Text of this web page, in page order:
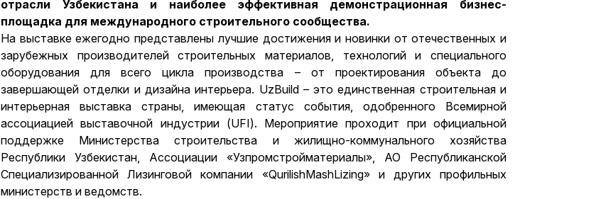
отрасли Узбекистана и наиболее эффективная демонстрационная бизнес-
площадка для международного строительного сообщества.
На выставке ежегодно представлены лучшие достижения и новинки от отечественных и
зарубежных производителей строительных материалов, технологий и специального
оборудования для всего цикла производства – от проектирования объекта до
завершающей отделки и дизайна интерьера. UzBuild – это единственная строительная и
интерьерная выставка страны, имеющая статус события, одобренного Всемирной
ассоциацией выставочной индустрии (UFI). Мероприятие проходит при официальной
поддержке Министерства строительства и жилищно-коммунального хозяйства
Республики Узбекистан, Ассоциации «Узпромстройматериалы», АО Республиканской
Специализированной Лизинговой компании «QurilishMashLizing» и других профильных
министерств и ведомств.